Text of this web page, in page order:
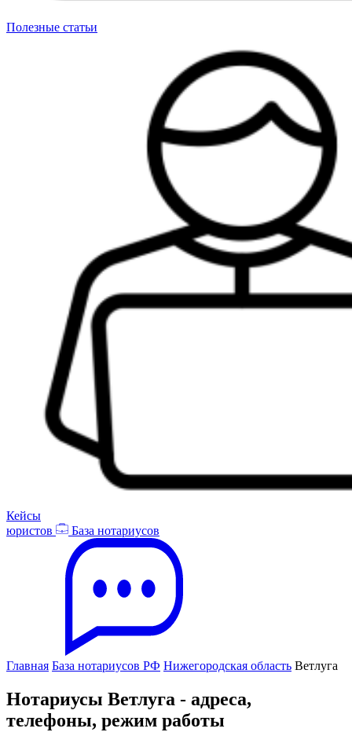
Полезные статьи
Кейсы
юристов
База нотариусов
Главная База нотариусов РФ Нижегородская область Ветлуга
Нотариусы Ветлуга - адреса,
телефоны, режим работы